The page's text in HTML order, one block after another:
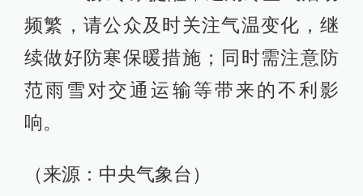
频繁，请公众及时关注气温变化，继
续做好防寒保暖措施；同时需注意防
范雨雪对交通运输等带来的不利影
响。
（来源：中央气象台）